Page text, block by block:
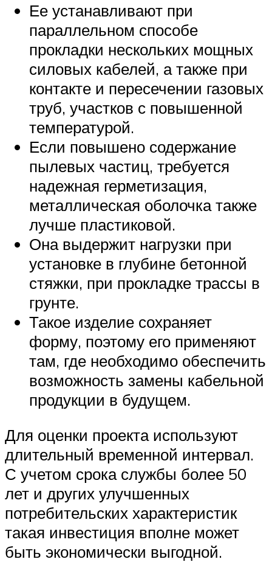
Ее устанавливают при
параллельном способе
прокладки нескольких мощных
силовых кабелей, а также при
контакте и пересечении газовых
труб, участков с повышенной
температурой.
Если повышено содержание
пылевых частиц, требуется
надежная герметизация,
металлическая оболочка также
лучше пластиковой.
Она выдержит нагрузки при
установке в глубине бетонной
стяжки, при прокладке трассы в
грунте.
Такое изделие сохраняет
форму, поэтому его применяют
там, где необходимо обеспечить
возможность замены кабельной
продукции в будущем.
Для оценки проекта используют
длительный временной интервал.
С учетом срока службы более 50
лет и других улучшенных
потребительских характеристик
такая инвестиция вполне может
быть экономически выгодной.